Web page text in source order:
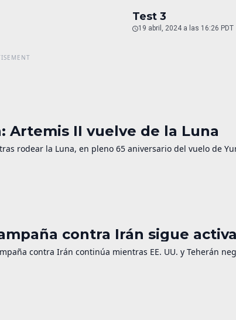
Test 3
19 abril, 2024 a las 16:26 PDT
Artemis II vuelve de la Luna
rodear la Luna, en pleno 65 aniversario del vuelo de
contra Irán sigue activa
contra Irán continúa mientras EE. UU. y Teherán